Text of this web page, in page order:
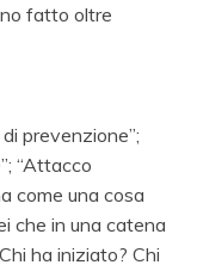
fatto oltre
prevenzione”;
“Attacco
come una cosa
che in una catena
ha iniziato? Chi